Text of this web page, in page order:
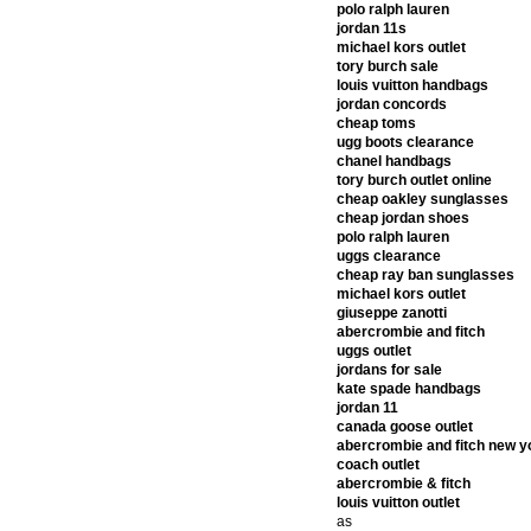
polo ralph lauren
jordan 11s
michael kors outlet
tory burch sale
louis vuitton handbags
jordan concords
cheap toms
ugg boots clearance
chanel handbags
tory burch outlet online
cheap oakley sunglasses
cheap jordan shoes
polo ralph lauren
uggs clearance
cheap ray ban sunglasses
michael kors outlet
giuseppe zanotti
abercrombie and fitch
uggs outlet
jordans for sale
kate spade handbags
jordan 11
canada goose outlet
abercrombie and fitch new
coach outlet
abercrombie & fitch
louis vuitton outlet
as